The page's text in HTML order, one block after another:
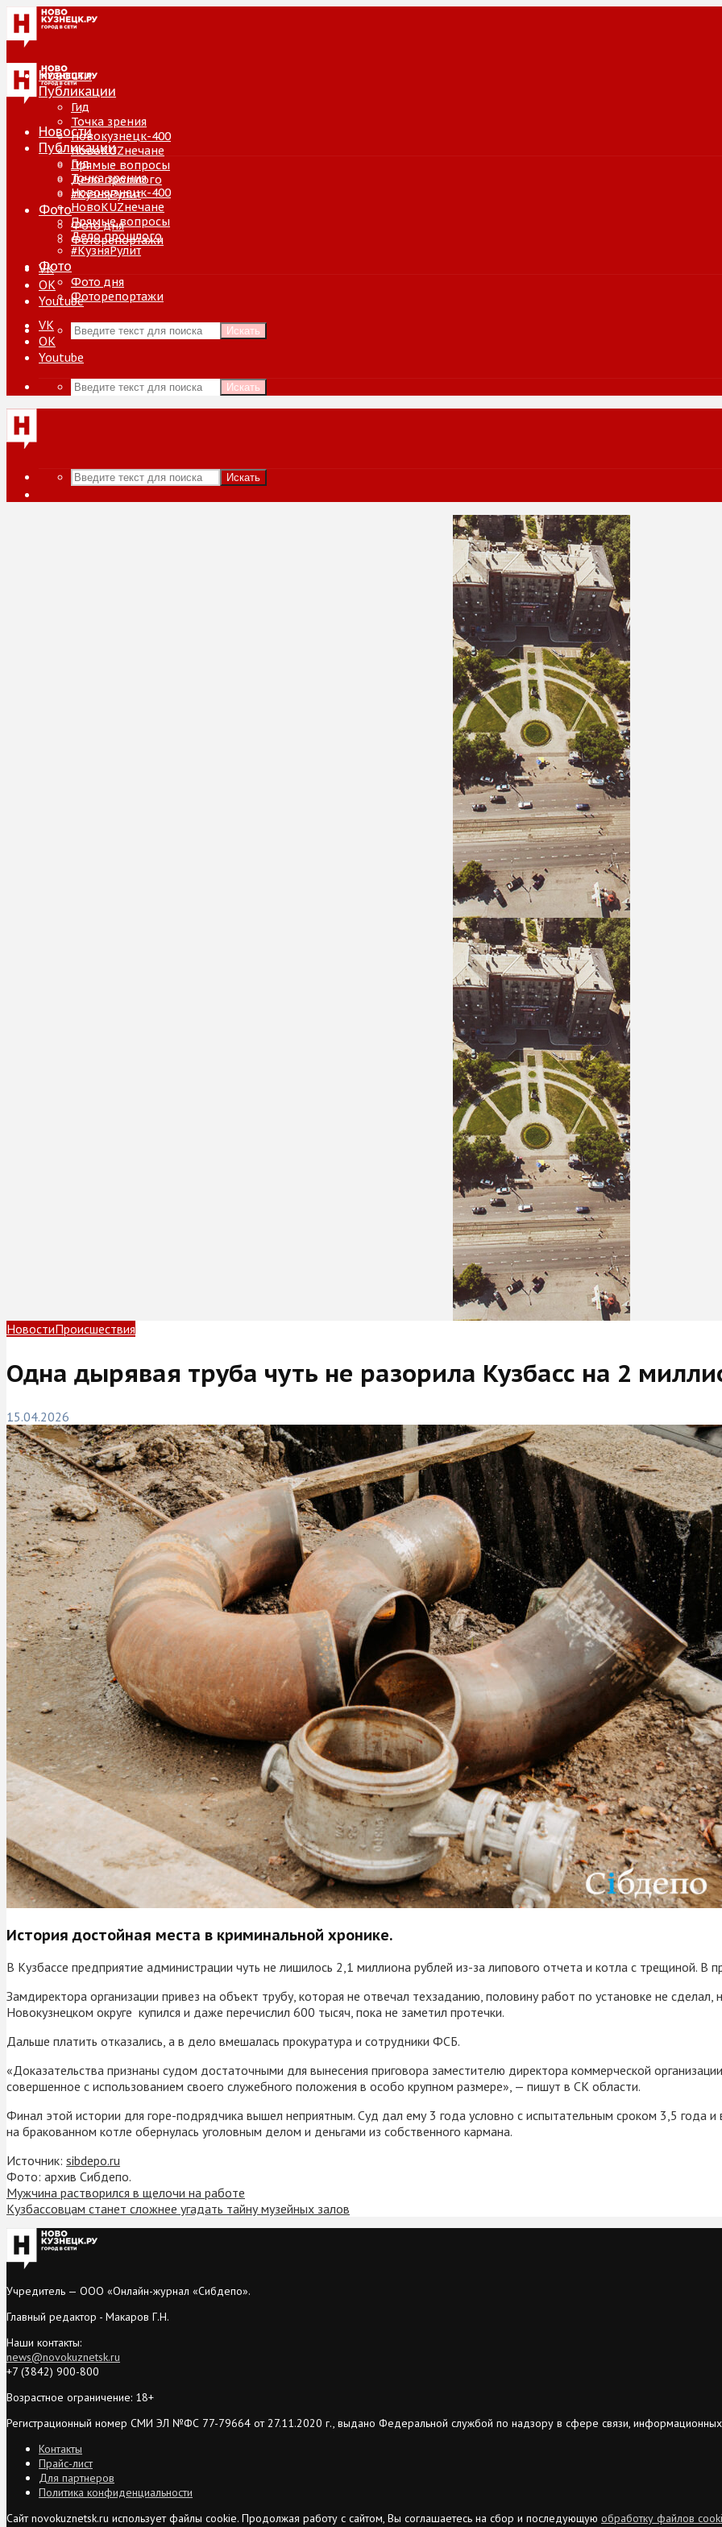
Новости
Публикации
Гид
Точка зрения
Новокузнецк-400
НовоKUZнечане
Прямые вопросы
Дело прошлого
#КузняРулит
Фото
Фото дня
Фоторепортажи
VK
ОК
Youtube
Искать
Новости
Публикации
Гид
Точка зрения
Новокузнецк-400
НовоKUZнечане
Прямые вопросы
Дело прошлого
#КузняРулит
Фото
Фото дня
Фоторепортажи
VK
ОК
Youtube
Искать
Искать
НовостиПроисшествия
Одна дырявая труба чуть не разорила Кузбасс на 2
15.04.2026
История достойная места в криминальной хронике.
В Кузбассе предприятие администрации чуть не лишилось 2,1 миллиона рублей из-за липового отчета и котла с трещиной. В
Замдиректора организации привез на объект трубу, которая не отвечал техзаданию, половину работ по установке не
Новокузнецком округе купился и даже перечислил 600 тысяч, пока не заметил протечки.
Дальше платить отказались, а в дело вмешалась прокуратура и сотрудники ФСБ.
«Доказательства признаны судом достаточными для вынесения приговора заместителю директора коммерческой
совершенное с использованием своего служебного положения в особо крупном размере», — пишут в СК области.
Финал этой истории для горе-подрядчика вышел неприятным. Суд дал ему 3 года условно с испытательным сроком 3,5 года и
на бракованном котле обернулась уголовным делом и деньгами из собственного кармана.
Источник: sibdepo.ru
Фото: архив Сибдепо.
Мужчина растворился в щелочи на работе
Кузбассовцам станет сложнее угадать тайну музейных залов
Учредитель — ООО «Онлайн-журнал «Сибдепо».
Главный редактор - Макаров Г.Н.
Наши контакты:
news@novokuznetsk.ru
+7 (3842) 900-800
Возрастное ограничение: 18+
Регистрационный номер СМИ ЭЛ №ФС 77-79664 от 27.11.2020 г., выдано Федеральной службой по надзору в сфере связи, информационных
Контакты
Прайс-лист
Для партнеров
Политика конфиденциальности
Сайт novokuznetsk.ru использует файлы cookie. Продолжая работу с сайтом, Вы соглашаетесь на сбор и последующую обработку файлов